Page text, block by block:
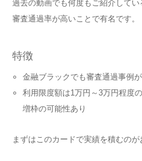
過去の動画でも何度もご紹介してい
審査通過率が高いことで有名です。
特徴
金融ブラックでも審査通過事例
利用限度額は1万円～3万円程度
増枠の可能性あり
まずはこのカードで実績を積むのが